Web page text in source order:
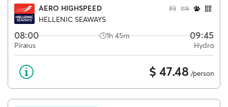
AERO HIGHSPEED
HELLENIC SEAWAYS
08:00 1h 45m 09:45
Piræus Hydra
$ 47.48 /person